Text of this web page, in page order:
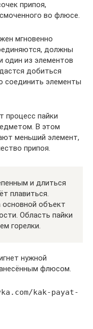
припоя,
во флюсе.
мгновенно
должны
один из элементов
добиться
соединить элементы
процесс пайки
В этом
меньший элемент,
припоя.
и длиться
плавиться.
основной объект
Область пайки
горелки.
нужной
флюсом.
kak-payat-